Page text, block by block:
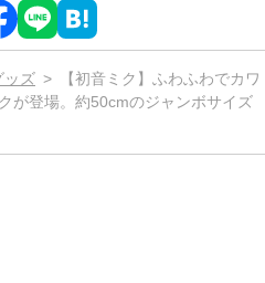
ッズ
【初音ミク】ふわふわでカワ
が登場。約50cmのジャンボサイズ